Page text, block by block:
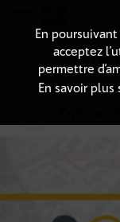
En
acceptez
permettre
En savoir